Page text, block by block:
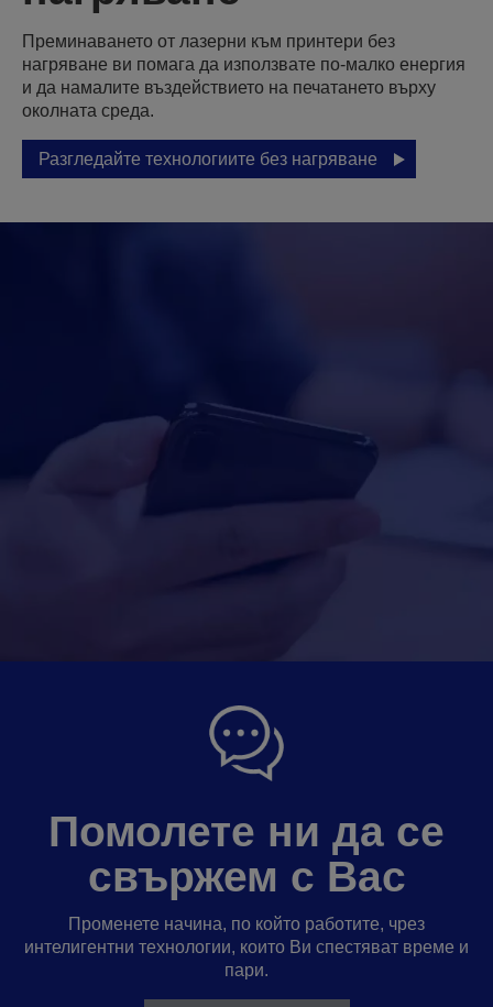
Преминаването от лазерни към принтери без
нагряване ви помага да използвате по-малко енергия
и да намалите въздействието на печатането върху
околната среда.
Разгледайте технологиите без нагряване
Помолете ни да се
свържем с Вас
Променете начина, по който работите, чрез
интелигентни технологии, които Ви спестяват време и
пари.